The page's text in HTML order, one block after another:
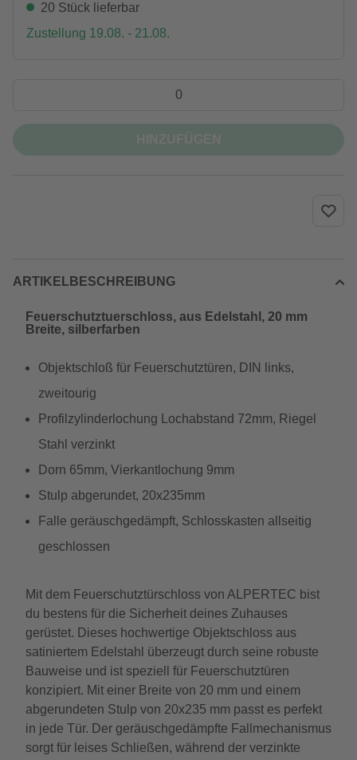
20 Stück lieferbar
Zustellung 19.08. - 21.08.
ARTIKELBESCHREIBUNG
Feuerschutztuerschloss, aus Edelstahl, 20 mm
Breite, silberfarben
Objektschloß für Feuerschutztüren, DIN links,
zweitourig
Profilzylinderlochung Lochabstand 72mm, Riegel
Stahl verzinkt
Dorn 65mm, Vierkantlochung 9mm
Stulp abgerundet, 20x235mm
Falle geräuschgedämpft, Schlosskasten allseitig
geschlossen
Mit dem Feuerschutztürschloss von ALPERTEC bist
du bestens für die Sicherheit deines Zuhauses
gerüstet. Dieses hochwertige Objektschloss aus
satiniertem Edelstahl überzeugt durch seine robuste
Bauweise und ist speziell für Feuerschutztüren
konzipiert. Mit einer Breite von 20 mm und einem
abgerundeten Stulp von 20x235 mm passt es perfekt
in jede Tür. Der geräuschgedämpfte Fallmechanismus
sorgt für leises Schließen, während der verzinkte